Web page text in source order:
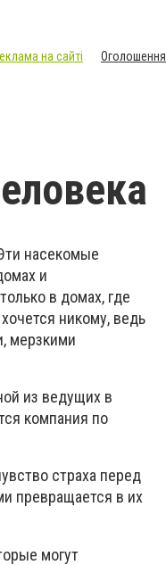
на сайті
Оголошення
насекомые
и
в домах, где
никому, ведь
мерзкими
из ведущих в
компания по
страха перед
превращается в их
могут